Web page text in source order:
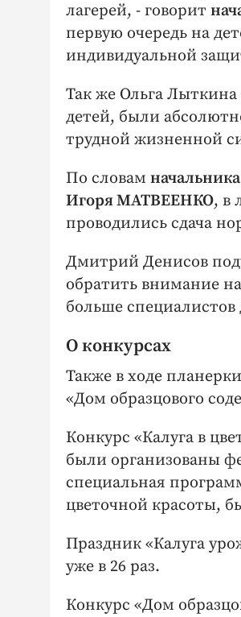
лагерей, - говорит
первую очередь на
индивидуальной
Так же Ольга
детей, были
трудной жизненной
По словам
Игоря МАТВЕЕНКО, в
проводились сдача
Дмитрий Денисов
обратить внимание
больше
О конкурсах
Также в ходе
«Дом образцового
Конкурс «Калуга в
были организованы
специальная
цветочной красоты,
Праздник «Калуга
уже в 26 раз.
Конкурс «Дом